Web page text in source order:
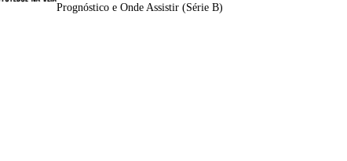
Prognóstico e Onde Assistir (Série B)